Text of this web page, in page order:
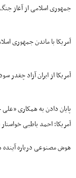
جمهوری اسلامی از آغاز
آمریکا با ماندن جمهوری
آمریکا از ایران آزاد چقدر
پایان دادن به همکاری
آمریکا؛ احمد باطبی
هوش مصنوعی درباره